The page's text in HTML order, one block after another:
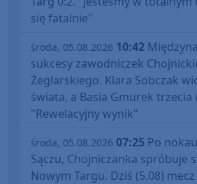
się fatalnie"
środa, 05.08.2026 10:42
sukcesy zawodniczek
Żeglarskiego. Klara Sobczak
świata, a Basia Gmurek trzecia
"Rewelacyjny wynik"
środa, 05.08.2026 07:25 Po
Sączu, Chojniczanka spróbuje
Nowym Targu. Dziś (5.08)